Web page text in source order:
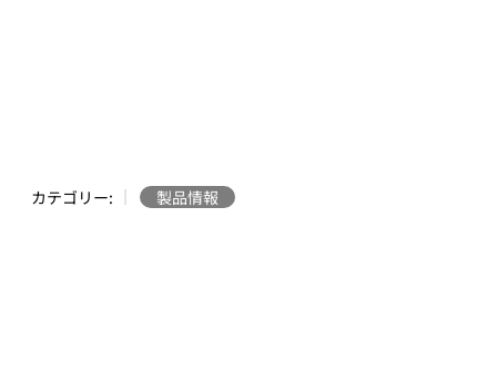
カテゴリー: 製品情報